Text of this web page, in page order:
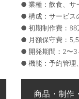
● 業種：飲食、サ
● 構成：サービス
● 初期制作費：88
● 月額保守費：
● 開発期間：2〜3
● 機能：予約管理